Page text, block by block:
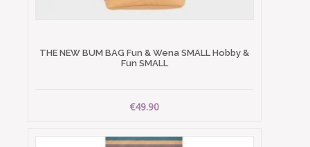
THE NEW BUM BAG Fun & Wena SMALL Hobby &
Fun SMALL
€49.90